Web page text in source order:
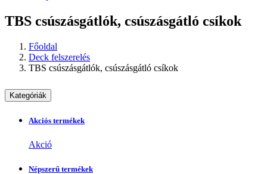
TBS csúszásgátlók, csúszásgátló csíkok
Főoldal
Deck felszerelés
TBS csúszásgátlók, csúszásgátló csíkok
Kategóriák
Akciós termékek
Akció
Népszerű termékek